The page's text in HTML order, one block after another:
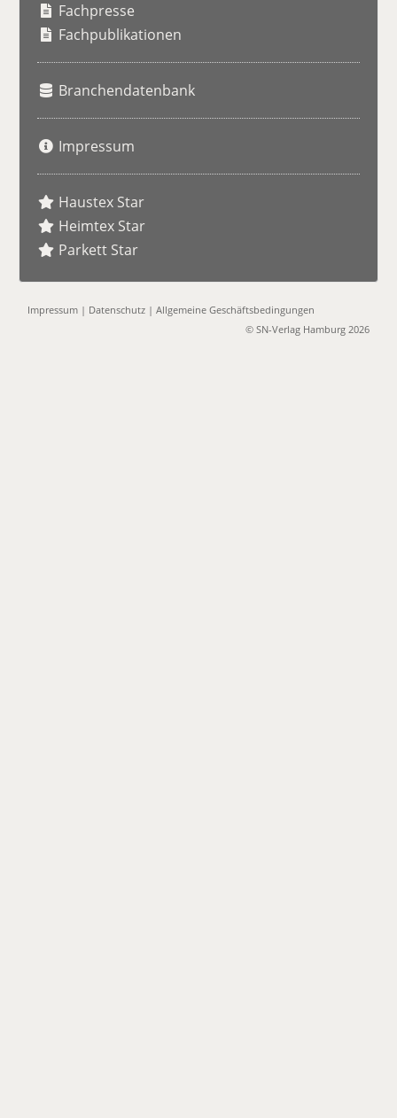
Fachpresse
Fachpublikationen
Branchendatenbank
Impressum
Haustex Star
Heimtex Star
Parkett Star
Impressum | Datenschutz |Allgemeine Geschäftsbedingungen
© SN-Verlag Hamburg 2026